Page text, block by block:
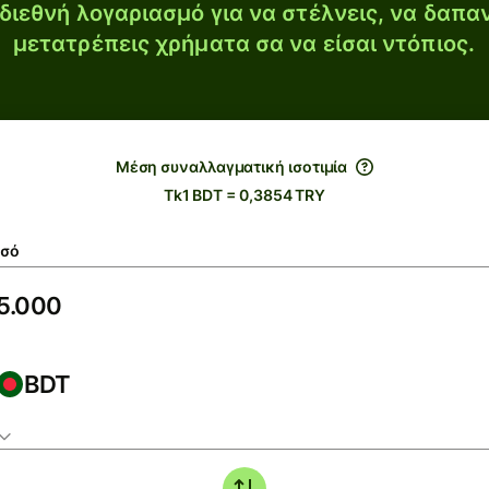
λογαριασμό για να στέλνεις, να
μετατρέπεις χρήματα σα να είσαι ντόπιος.
Μέση συναλλαγματική ισοτιμία
Tk1 BDT = 0,3854 TRY
BDT